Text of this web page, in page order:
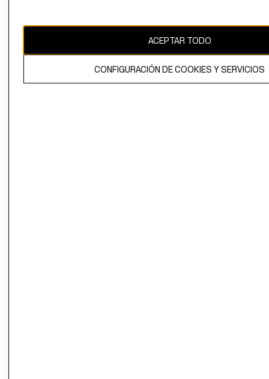
CAMBIAR REGIÓN
ACEPTAR TODO
CONFIGURACIÓN DE COOKIES Y SERVICIOS